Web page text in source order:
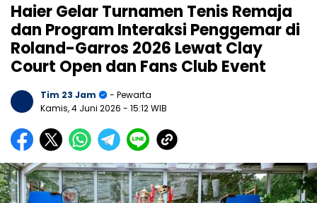
Haier Gelar Turnamen Tenis Remaja
dan Program Interaksi Penggemar di
Roland-Garros 2026 Lewat Clay
Court Open dan Fans Club Event
Tim 23 Jam
- Pewarta
Kamis, 4 Juni 2026 - 15:12 WIB